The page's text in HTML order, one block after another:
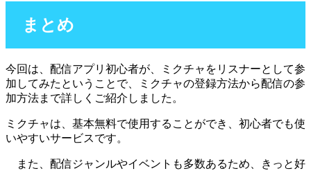
まとめ
今回は、配信アプリ初心者が、ミクチャをリスナーとして参
加してみたということで、ミクチャの登録方法から配信の参
加方法まで詳しくご紹介しました。
ミクチャは、基本無料で使用することができ、初心者でも使
いやすいサービスです。
また、配信ジャンルやイベントも多数あるため、きっと好